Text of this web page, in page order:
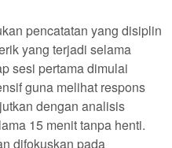
pencatatan yang disiplin
yang terjadi selama
sesi pertama dimulai
guna melihat respons
dengan analisis
15 menit tanpa henti.
difokuskan pada